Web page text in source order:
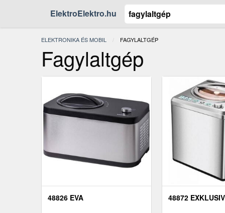
ElektroElektro.hu
ELEKTRONIKA ÉS MOBIL JELENLEGI:
FAGYLALTGÉP
Fagylaltgép
48826 EVA 48872 EXKLUSIV